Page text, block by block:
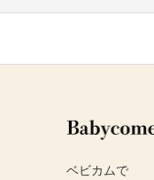
ベビカムで